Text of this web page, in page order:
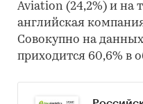
Aviation (24,2%) и на
английская
Совокупно на
приходится 60,6% в